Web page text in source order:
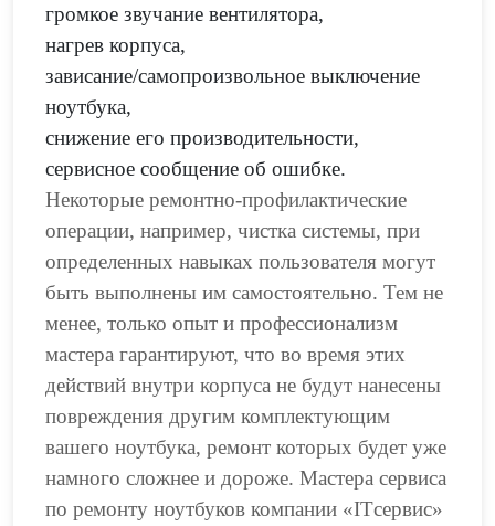
громкое звучание вентилятора,
нагрев корпуса,
зависание/самопроизвольное выключение
ноутбука,
снижение его производительности,
сервисное сообщение об ошибке.
Некоторые ремонтно-профилактические
операции, например, чистка системы, при
определенных навыках пользователя могут
быть выполнены им самостоятельно. Тем не
менее, только опыт и профессионализм
мастера гарантируют, что во время этих
действий внутри корпуса не будут нанесены
повреждения другим комплектующим
вашего ноутбука, ремонт которых будет уже
намного сложнее и дороже. Мастера сервиса
по ремонту ноутбуков компании «ITсервис»